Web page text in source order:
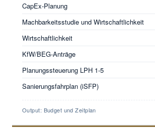
CapEx-Planung
Machbarkeitsstudie und Wirtschaftlichkeit
Wirtschaftlichkeit
KfW/BEG-Anträge
Planungssteuerung LPH 1-5
Sanierungsfahrplan (iSFP)
Output: Budget und Zeitplan